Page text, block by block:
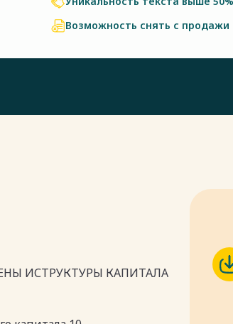
Возможность снять с продажи
ИСТРУКТУРЫ КАПИТАЛА